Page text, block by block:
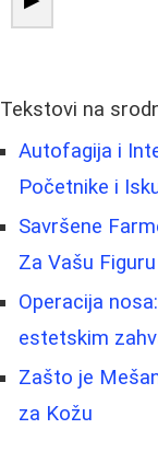
Tekstovi na
Autofagija i
Početnike i
Savršene
Za Vašu Figuru
Operacija
estetskim
Zašto je
za Kožu